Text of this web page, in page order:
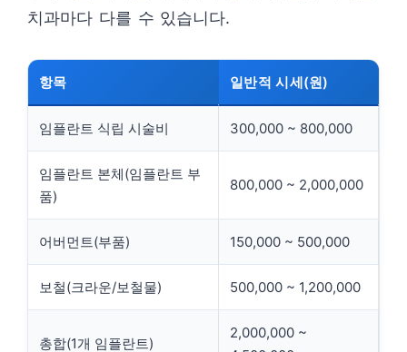
치과마다 다를 수 있습니다.
항목 일반적 시세(원)
임플란트 식립 시술비 300,000 ~ 800,000
임플란트 본체(임플란트 부
품)
800,000 ~ 2,000,000
어버먼트(부품) 150,000 ~ 500,000
보철(크라운/보철물) 500,000 ~ 1,200,000
총합(1개 임플란트)
2,000,000 ~